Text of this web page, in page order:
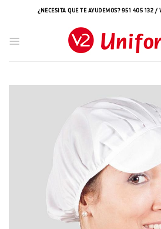
¿NECESITA QUE TE AYUDEMOS? 951 405 132